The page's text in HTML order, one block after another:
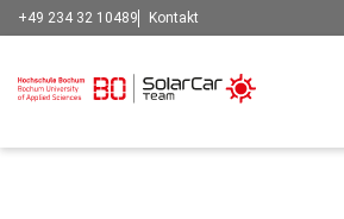
+49 234 32 10489 Kontakt